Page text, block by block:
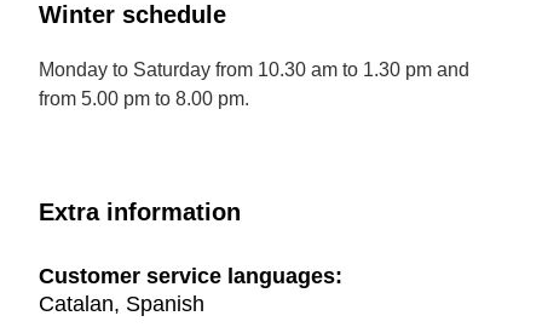
Winter schedule
Monday to Saturday from 10.30 am to 1.30 pm and
from 5.00 pm to 8.00 pm.
Extra information
Customer service languages:
Catalan, Spanish